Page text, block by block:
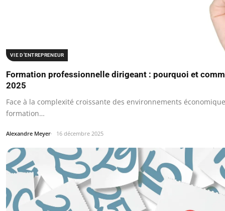
VIE D’ENTREPRENEUR
Formation professionnelle dirigeant : pourquoi et
2025
Face à la complexité croissante des environnements
formation…
Alexandre Meyer 16 décembre 2025